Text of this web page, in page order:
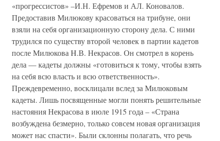
«прогрессистов» –И.Н. Ефремов и АЛ. Коновалов.
Предоставив Милюкову красоваться на трибуне, они
взяли на себя организационную сторону дела. С ними
трудился по существу второй человек в партии кадетов
после Милюкова H.В. Некрасов. Он смотрел в корень
дела — кадеты должны «готовиться к тому, чтобы взять
на себя всю власть и всю ответственность».
Преждевременно, восклицали вслед за Милюковым
кадеты. Лишь посвященные могли понять решительные
настояния Некрасова в июле 1915 года – «Страна
возбуждена безмерно, только совсем новая организация
может нас спасти». Были склонны полагать, что речь